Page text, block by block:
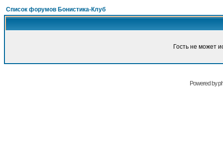
Список форумов Бонистика-Клуб
Гость не может
Powered by